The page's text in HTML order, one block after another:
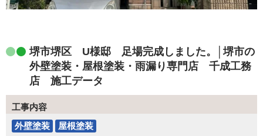
堺市堺区 U様邸 足場完成しました。│堺市の
外壁塗装・屋根塗装・雨漏り専門店 千成工務
店 施工データ
工事内容
外壁塗装
屋根塗装